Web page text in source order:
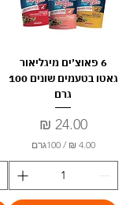
6 פאוצ׳ים מיגליאור
גאטו בטעמים שונים 100
גרם
מחיר‏24.00 ‏₪
‏4.00 ‏₪
/100גרם
4